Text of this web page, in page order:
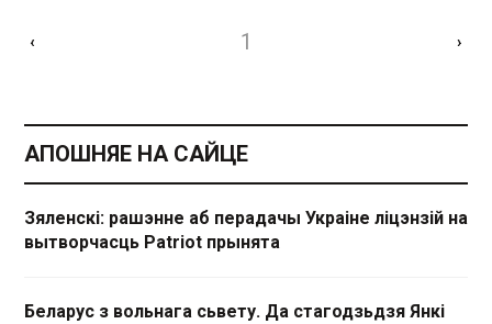
‹ 1 ›
АПОШНЯЕ НА САЙЦЕ
Зяленскі: рашэнне аб перадачы Украіне ліцэнзій на
вытворчасць Patriot прынята
Беларус з вольнага сьвету. Да стагодзьдзя Янкі